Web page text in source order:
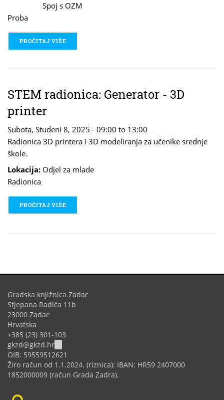
Spoj s OZM
Proba
PROČITAJ VIŠE
STEM radionica: Generator - 3D
printer
Subota, Studeni 8, 2025 - 09:00 to 13:00
Radionica 3D printera i 3D modeliranja za učenike srednje
škole.
Lokacija: Odjel za mlade
Radionica
PROČITAJ VIŠE
Gradska knjižnica Zadar
Stjepana Radića 11b
23000 Zadar
Hrvatska
+385 (23) 301-103
gkzd@gkzd.hr
sends
e-
mail)
OIB: 59559512621
Žiro račun od 1.1.2024. (riznica): IBAN: HR59 2407000
1852000009 (račun Grada Zadra).